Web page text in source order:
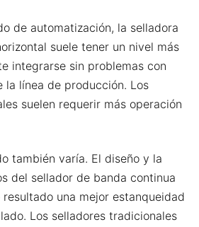
de automatización, la selladora
suele tener un nivel más
integrarse sin problemas con
la línea de producción. Los
suelen requerir más operación
también varía. El diseño y la
del sellador de banda continua
una mejor estanqueidad
Los selladores tradicionales